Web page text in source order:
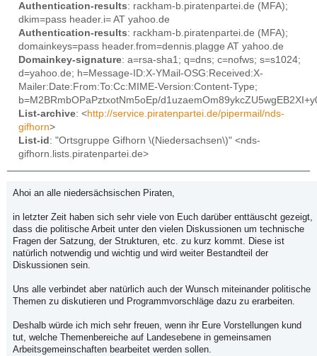
Authentication-results: rackham-b.piratenpartei.de (MFA);
dkim=pass header.i= AT yahoo.de
Authentication-results: rackham-b.piratenpartei.de (MFA);
domainkeys=pass header.from=dennis.plagge AT yahoo.de
Domainkey-signature: a=rsa-sha1; q=dns; c=nofws; s=s1024;
d=yahoo.de; h=Message-ID:X-YMail-OSG:Received:X-
Mailer:Date:From:To:Cc:MIME-Version:Content-Type;
b=M2BRmbOPaPztxotNm5oEp/
List-archive: <http://service.piratenpartei.de/pipermail/nds-
gifhorn>
List-id : "Ortsgruppe Gifhorn \(Niedersachsen\)" <nds-
gifhorn.lists.piratenpartei.de>
Ahoi an alle niedersächsischen Piraten,
in letzter Zeit haben sich sehr viele von Euch darüber enttäuscht gezeigt,
dass die politische Arbeit unter den vielen Diskussionen um technische
Fragen der Satzung, der Strukturen, etc. zu kurz kommt. Diese ist
natürlich notwendig und wichtig und wird weiter Bestandteil der
Diskussionen sein.
Uns alle verbindet aber natürlich auch der Wunsch miteinander politische
Themen zu diskutieren und Programmvorschläge dazu zu erarbeiten.
Deshalb würde ich mich sehr freuen, wenn ihr Eure Vorstellungen kund
tut, welche Themenbereiche auf Landesebene in gemeinsamen
Arbeitsgemeinschaften bearbeitet werden sollen.